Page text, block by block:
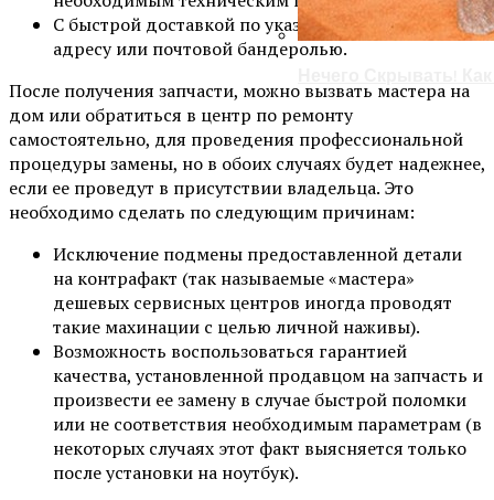
С быстрой доставкой по указанному покупателем
адресу или почтовой бандеролью.
После получения запчасти, можно вызвать мастера на
дом или обратиться в центр по ремонту
самостоятельно, для проведения профессиональной
процедуры замены, но в обоих случаях будет надежнее,
если ее проведут в присутствии владельца. Это
необходимо сделать по следующим причинам:
Исключение подмены предоставленной детали
на контрафакт (так называемые «мастера»
дешевых сервисных центров иногда проводят
такие махинации с целью личной наживы).
Возможность воспользоваться гарантией
качества, установленной продавцом на запчасть и
произвести ее замену в случае быстрой поломки
или не соответствия необходимым параметрам (в
некоторых случаях этот факт выясняется только
после установки на ноутбук).